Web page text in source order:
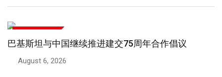
巴基斯坦与中国继续推进建交75周年合作倡议
August 6, 2026